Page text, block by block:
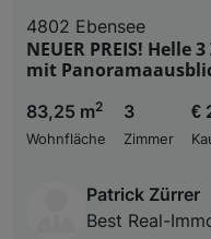
4802 Ebensee
NEUER PREIS!
mit
83,25 m2
Wohnfläche
3
Zimmer
€
Patrick Zürrer
Best Real-